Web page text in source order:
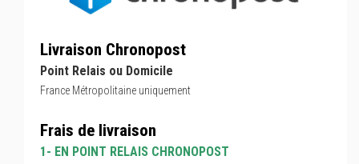
Livraison Chronopost
Point Relais ou Domicile
France Métropolitaine uniquement
Frais de livraison
1- EN POINT RELAIS CHRONOPOST